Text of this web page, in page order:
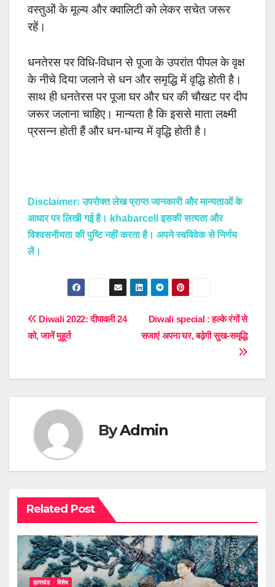
वस्तुओं के मूल्य और क्वालिटी को लेकर सचेत जरूर
रहें।
धनतेरस पर विधि-विधान से पूजा के उपरांत पीपल के वृक्ष
के नीचे दिया जलाने से धन और समृद्धि में वृद्धि होती है।
साथ ही धनतेरस पर पूजा घर और घर की चौखट पर दीप
जरूर जलाना चाहिए। मान्यता है कि इससे माता लक्ष्मी
प्रसन्न होती हैं और धन-धान्य में वृद्धि होती है।
Disclaimer: उपरोक्त लेख प्राप्त जानकारी और मान्यताओं के
आधार पर लिखी गई है। khabarcell इसकी सत्यता और
विश्वसनीयता की पुष्टि नहीं करता है। अपने स्वविवेक से निर्णय
लें।
Post
navigation
Diwali special : हल्के रंगों से
सजाएं अपना घर, बढ़ेगी सुख-समृद्धि
Diwali 2022: दीपावली 24
को, जानें मुहूर्त
ByAdmin
Related Post
झारखंड विशेष